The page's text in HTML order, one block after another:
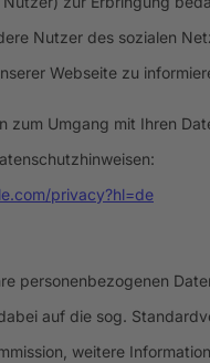
Nutzer des sozialen
Webseite zu
zum Umgang mit Ihren
privacy?hl=de
personenbezogenen
auf die sog.
weitere